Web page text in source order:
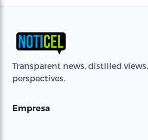
Transparent news, distilled
perspectives.
Empresa